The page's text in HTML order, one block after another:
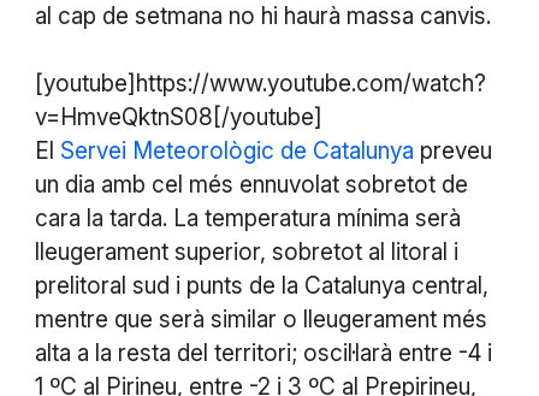
al cap de setmana no hi haurà massa canvis.
[youtube]https://www.youtube.com/watch?
v=HmveQktnS08[/youtube]
El Servei Meteorològic de Catalunya preveu
un dia amb cel més ennuvolat sobretot de
cara la tarda. La temperatura mínima serà
lleugerament superior, sobretot al litoral i
prelitoral sud i punts de la Catalunya central,
mentre que serà similar o lleugerament més
alta a la resta del territori; oscil·larà entre -4 i
1 ºC al Pirineu, entre -2 i 3 ºC al Prepirineu,